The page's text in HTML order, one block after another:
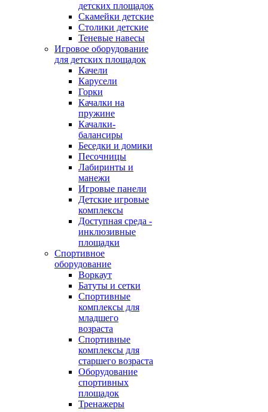
детских площадок
Скамейки детские
Столики детские
Теневые навесы
Игровое оборудование
для детских площадок
Качели
Карусели
Горки
Качалки на
пружине
Качалки-
балансиры
Беседки и домики
Песочницы
Лабиринты и
манежи
Игровые панели
Детские игровые
комплексы
Доступная среда -
инклюзивные
площадки
Спортивное
оборудование
Воркаут
Батуты и сетки
Спортивные
комплексы для
младшего
возраста
Спортивные
комплексы для
старшего возраста
Оборудование
спортивных
площадок
Тренажеры